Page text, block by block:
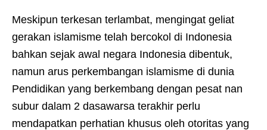
Meskipun terkesan terlambat, mengingat geliat
gerakan islamisme telah bercokol di Indonesia
bahkan sejak awal negara Indonesia dibentuk,
namun arus perkembangan islamisme di dunia
Pendidikan yang berkembang dengan pesat nan
subur dalam 2 dasawarsa terakhir perlu
mendapatkan perhatian khusus oleh otoritas yang